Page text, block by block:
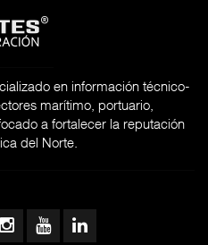
en información técnico-
marítimo, portuario,
a fortalecer la reputación
del Norte.